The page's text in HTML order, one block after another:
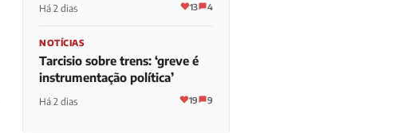
Há 2 dias 13 4
NOTÍCIAS
Tarcisio sobre trens: ‘greve é
instrumentação política’
Há 2 dias 19 9